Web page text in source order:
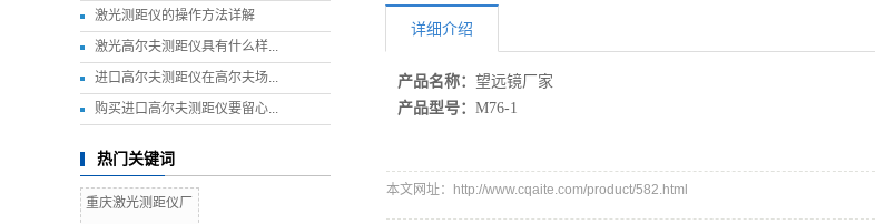
激光测距仪的操作方法详解
激光高尔夫测距仪具有什么样...
进口高尔夫测距仪在高尔夫场...
购买进口高尔夫测距仪要留心...
热门关键词
重庆激光测距仪厂
详细介绍
产品名称： 望远镜厂家
产品型号： M76-1
本文网址：http://www.cqaite.com/product/582.html